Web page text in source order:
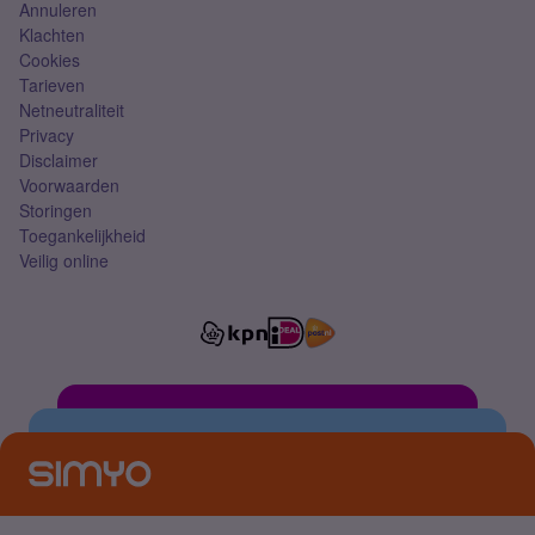
Annuleren
Klachten
Cookies
Tarieven
Netneutraliteit
Privacy
Disclaimer
Voorwaarden
Storingen
Toegankelijkheid
Veilig online